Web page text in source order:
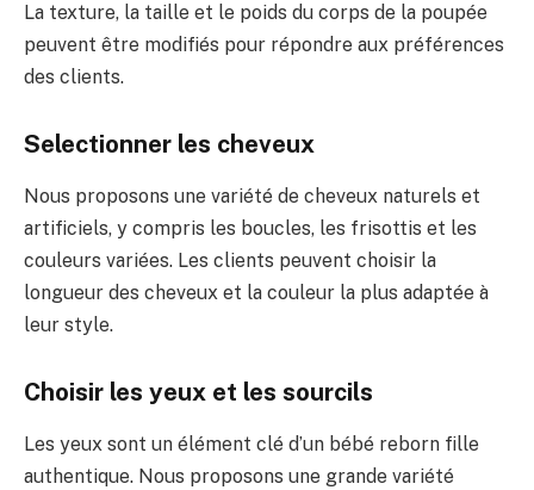
La texture, la taille et le poids du corps de la poupée
peuvent être modifiés pour répondre aux préférences
des clients.
Selectionner les cheveux
Nous proposons une variété de cheveux naturels et
artificiels, y compris les boucles, les frisottis et les
couleurs variées. Les clients peuvent choisir la
longueur des cheveux et la couleur la plus adaptée à
leur style.
Choisir les yeux et les sourcils
Les yeux sont un élément clé d’un bébé reborn fille
authentique. Nous proposons une grande variété